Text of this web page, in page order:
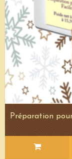
Préparation